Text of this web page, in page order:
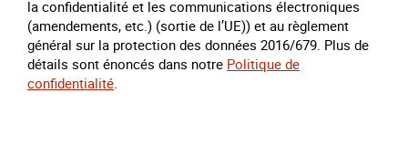
la confidentialité et les communications électroniques
(amendements, etc.) (sortie de l’UE)) et au règlement
général sur la protection des données 2016/679. Plus de
détails sont énoncés dans notre Politique de
confidentialité.